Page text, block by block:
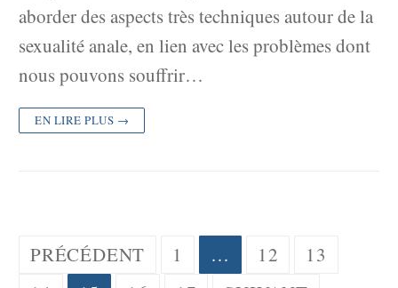
aborder des aspects très techniques autour de la
sexualité anale, en lien avec les problèmes dont
nous pouvons souffrir…
EN LIRE PLUS →
Pagination
PRÉCÉDENT 1 … 12
13